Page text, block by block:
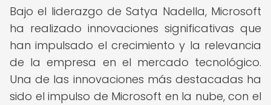
Bajo el liderazgo de Satya Nadella, Microsoft
ha realizado innovaciones significativas que
han impulsado el crecimiento y la relevancia
de la empresa en el mercado tecnológico.
Una de las innovaciones más destacadas ha
sido el impulso de Microsoft en la nube, con el